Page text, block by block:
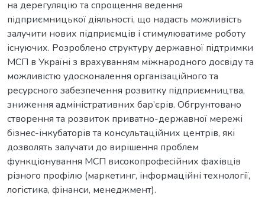
на дерегуляцію та спрощення ведення
підприємницької діяльності, що надасть можливість
залучити нових підприємців і стимулюватиме роботу
існуючих. Розроблено структуру державної підтримки
МСП в Україні з врахуванням міжнародного досвіду та
можливістю удосконалення організаційного та
ресурсного забезпечення розвитку підприємництва,
зниження адміністративних бар’єрів. Обгрунтовано
створення та розвиток приватно-державної мережі
бізнес-інкубаторів та консультаційних центрів, які
дозволять залучати до вирішення проблем
функціонування МСП високопрофесійних фахівців
різного профілю (маркетинг, інформаційні технології,
логістика, фінанси, менеджмент).